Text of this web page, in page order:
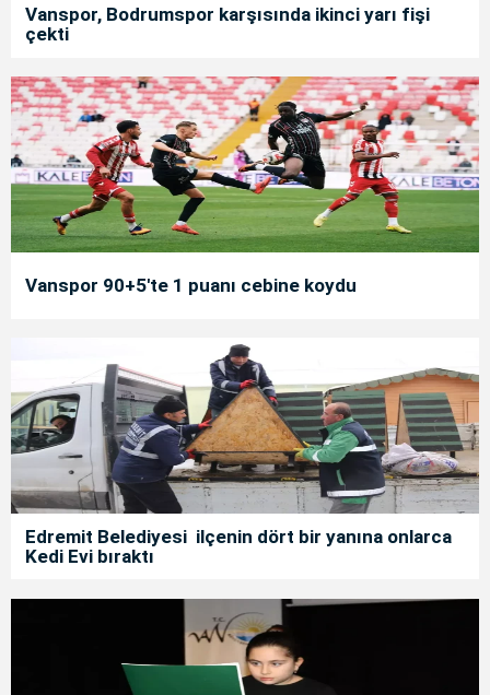
Vanspor, Bodrumspor karşısında ikinci yarı fişi
çekti
Vanspor 90+5'te 1 puanı cebine koydu
Edremit Belediyesi ilçenin dört bir yanına onlarca
Kedi Evi bıraktı